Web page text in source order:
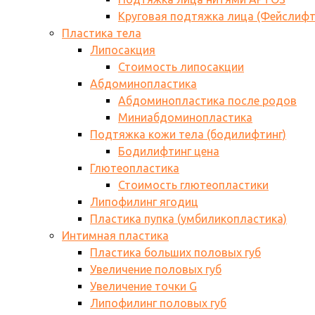
Круговая подтяжка лица
Пластика тела
Липосакция
Стоимость липосакции
Абдоминопластика
Абдоминопластика после родов
Миниабдоминопластика
Подтяжка кожи тела (бодилифтинг)
Бодилифтинг цена
Глютеопластика
Стоимость глютеопластики
Липофилинг ягодиц
Пластика пупка (умбиликопластика)
Интимная пластика
Пластика больших половых губ
Увеличение половых губ
Увеличение точки G
Липофилинг половых губ